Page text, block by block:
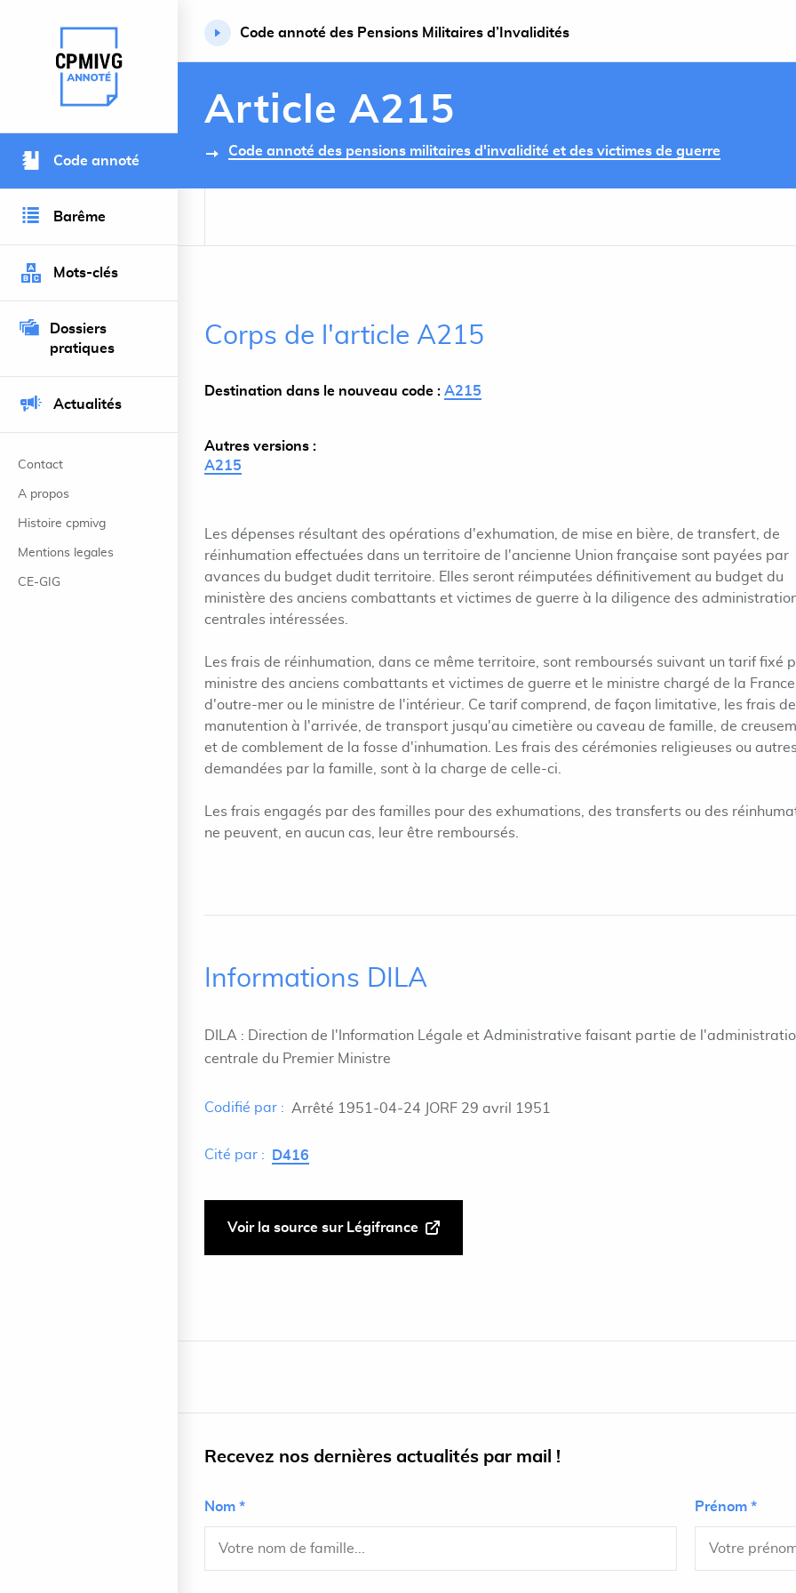
Retour à l’accueil du site
Code annoté
Barême
Mots-clés
Dossiers
pratiques
Actualités
Contact
A propos
Histoire cpmivg
Mentions legales
CE-GIG
Code annoté des Pensions Militaires d’Invalidités
Article A215
Code annoté des pensions militaires d'invalidité et des victimes de guerre
Corps de l'article A215
Destination dans le nouveau code : A215
Autres versions :
A215
Les dépenses résultant des opérations d'exhumation, de mise en bière, de transfert, de
réinhumation effectuées dans un territoire de l'ancienne Union française sont payées par
avances du budget dudit territoire. Elles seront réimputées définitivement au budget du
ministère des anciens combattants et victimes de guerre à la diligence des
centrales intéressées.
Les frais de réinhumation, dans ce même territoire, sont remboursés suivant un tarif fixé
ministre des anciens combattants et victimes de guerre et le ministre chargé de la France
d'outre-mer ou le ministre de l'intérieur. Ce tarif comprend, de façon limitative, les frais de
manutention à l'arrivée, de transport jusqu'au cimetière ou caveau de famille, de
et de comblement de la fosse d'inhumation. Les frais des cérémonies religieuses ou autres,
demandées par la famille, sont à la charge de celle-ci.
Les frais engagés par des familles pour des exhumations, des transferts ou des
ne peuvent, en aucun cas, leur être remboursés.
Informations DILA
DILA : Direction de l'Information Légale et Administrative faisant partie de
centrale du Premier Ministre
Codifié par : Arrêté 1951-04-24 JORF 29 avril 1951
Cité par : D416
Voir la source sur Légifrance
Recevez nos dernières actualités par mail !
Nom * Prénom *